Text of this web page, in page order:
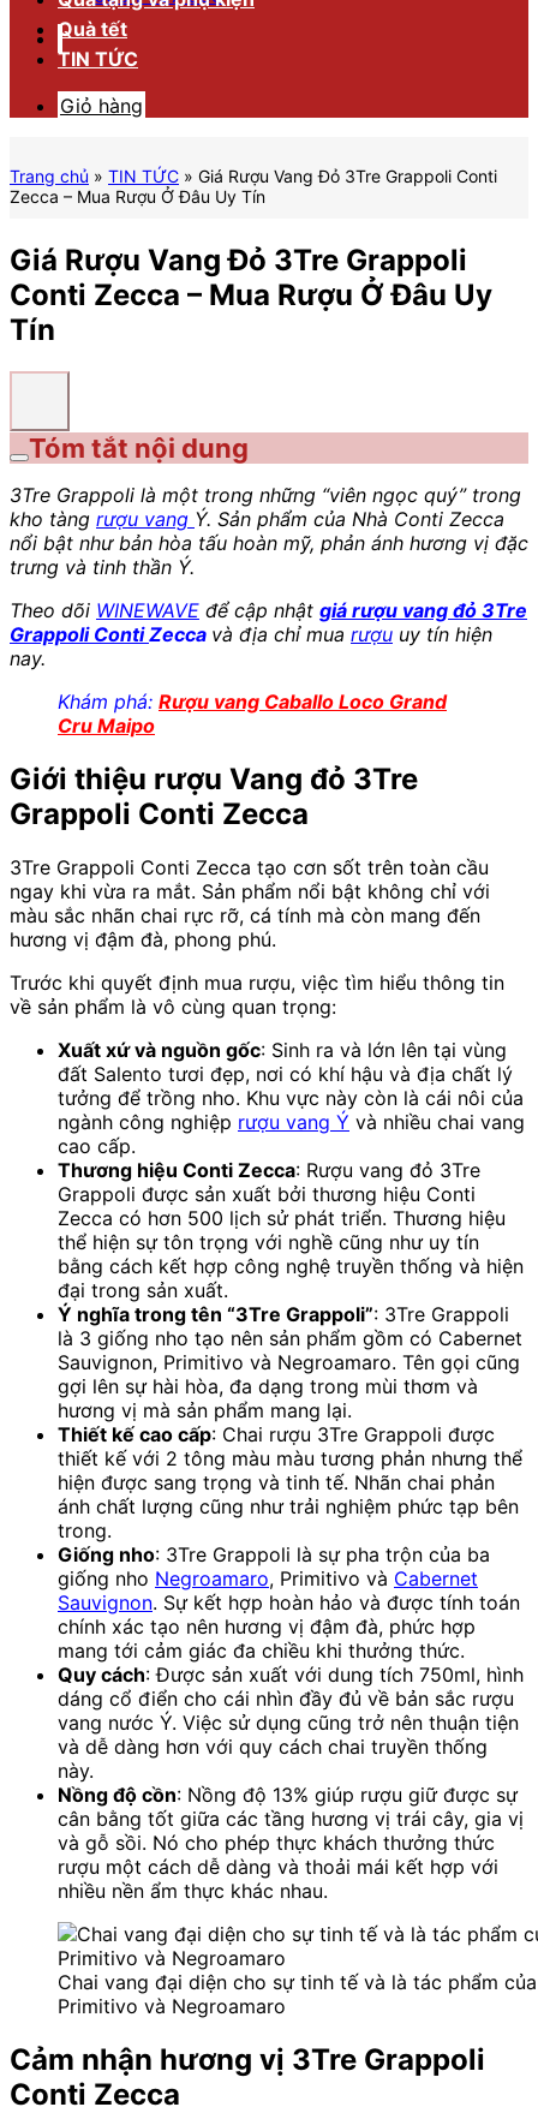
Quà tết
TIN TỨC
Giỏ hàng
Trang chủ » TIN TỨC » Giá Rượu Vang Đỏ 3Tre Grappoli Conti
Zecca – Mua Rượu Ở Đâu Uy Tín
Giá Rượu Vang Đỏ 3Tre Grappoli
Conti Zecca – Mua Rượu Ở Đâu Uy
Tín
Tóm tắt nội dung
3Tre Grappoli là một trong những “viên ngọc quý” trong
kho tàng rượu vang Ý. Sản phẩm của Nhà Conti Zecca
nổi bật như bản hòa tấu hoàn mỹ, phản ánh hương vị đặc
trưng và tinh thần Ý.
Theo dõi WINEWAVE để cập nhật giá rượu vang đỏ 3Tre
Grappoli ContiZecca và địa chỉ mua rượu uy tín hiện
nay.
Khám phá: Rượu vang Caballo Loco Grand
Cru Maipo
Giới thiệu rượu Vang đỏ 3Tre
Grappoli Conti Zecca
3Tre Grappoli Conti Zecca tạo cơn sốt trên toàn cầu
ngay khi vừa ra mắt. Sản phẩm nổi bật không chỉ với
màu sắc nhãn chai rực rỡ, cá tính mà còn mang đến
hương vị đậm đà, phong phú.
Trước khi quyết định mua rượu, việc tìm hiểu thông tin
về sản phẩm là vô cùng quan trọng:
Xuất xứ và nguồn gốc: Sinh ra và lớn lên tại vùng
đất Salento tươi đẹp, nơi có khí hậu và địa chất lý
tưởng để trồng nho. Khu vực này còn là cái nôi của
ngành công nghiệp rượu vang Ý và nhiều chai vang
cao cấp.
Thương hiệu Conti Zecca: Rượu vang đỏ 3Tre
Grappoli được sản xuất bởi thương hiệu Conti
Zecca có hơn 500 lịch sử phát triển. Thương hiệu
thể hiện sự tôn trọng với nghề cũng như uy tín
bằng cách kết hợp công nghệ truyền thống và hiện
đại trong sản xuất.
Ý nghĩa trong tên “3Tre Grappoli”: 3Tre Grappoli
là 3 giống nho tạo nên sản phẩm gồm có Cabernet
Sauvignon, Primitivo và Negroamaro. Tên gọi cũng
gợi lên sự hài hòa, đa dạng trong mùi thơm và
hương vị mà sản phẩm mang lại.
Thiết kế cao cấp: Chai rượu 3Tre Grappoli được
thiết kế với 2 tông màu màu tương phản nhưng thể
hiện được sang trọng và tinh tế. Nhãn chai phản
ánh chất lượng cũng như trải nghiệm phức tạp bên
trong.
Giống nho: 3Tre Grappoli là sự pha trộn của ba
giống nho Negroamaro, Primitivo và Cabernet
Sauvignon. Sự kết hợp hoàn hảo và được tính toán
chính xác tạo nên hương vị đậm đà, phức hợp
mang tới cảm giác đa chiều khi thưởng thức.
Quy cách: Được sản xuất với dung tích 750ml, hình
dáng cổ điển cho cái nhìn đầy đủ về bản sắc rượu
vang nước Ý. Việc sử dụng cũng trở nên thuận tiện
và dễ dàng hơn với quy cách chai truyền thống
này.
Nồng độ cồn: Nồng độ 13% giúp rượu giữ được sự
cân bằng tốt giữa các tầng hương vị trái cây, gia vị
và gỗ sồi. Nó cho phép thực khách thưởng thức
rượu một cách dễ dàng và thoải mái kết hợp với
nhiều nền ẩm thực khác nhau.
Chai vang đại diện cho sự tinh tế và là tác phẩm
Primitivo và Negroamaro
Cảm nhận hương vị 3Tre Grappoli
Conti Zecca